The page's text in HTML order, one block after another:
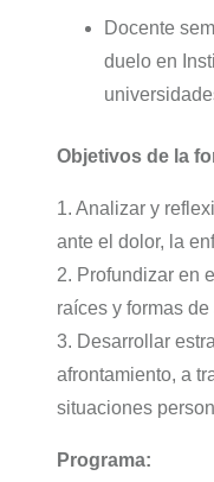
Docente
duelo en
Objetivos de la
1. Analizar y
ante el dolor, la
2. Profundizar en
raíces y formas
3. Desarrollar
afrontamiento, a
situaciones
Programa: